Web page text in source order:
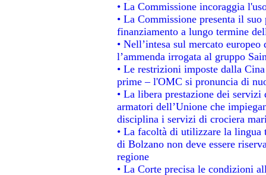
• La Commissione incoraggia
• La Commissione presenta il
finanziamento a lungo termine
• Nell’intesa sul mercato
l’ammenda irrogata al gruppo
• Le restrizioni imposte dalla
prime – l'OMC si pronuncia di
• La libera prestazione dei
armatori dell’Unione che
disciplina i servizi di crociera
• La facoltà di utilizzare la
di Bolzano non deve essere
regione
• La Corte precisa le condizioni